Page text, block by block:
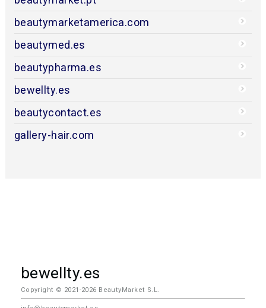
beautymarketamerica.com
beautymed.es
beautypharma.es
bewellty.es
beautycontact.es
gallery-hair.com
bewellty.es
Copyright © 2021-2026 BeautyMarket S.L.